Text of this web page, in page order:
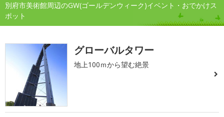
別府市美術館周辺のGW(ゴールデンウィーク)イベント・おでかけス
ポット
グローバルタワー
地上100ｍから望む絶景